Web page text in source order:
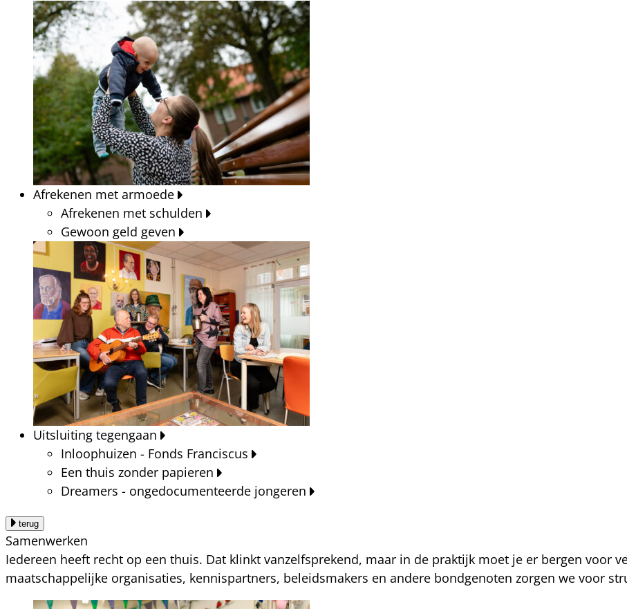
Afrekenen met armoede
Afrekenen met schulden
Gewoon geld geven
Uitsluiting tegengaan
Inloophuizen - Fonds Franciscus
Een thuis zonder papieren
Dreamers - ongedocumenteerde jongeren
terug
Samenwerken
Iedereen heeft recht op een thuis. Dat klinkt vanzelfsprekend, maar in de praktijk moet je er bergen voor
maatschappelijke organisaties, kennispartners, beleidsmakers en andere bondgenoten zorgen we voor